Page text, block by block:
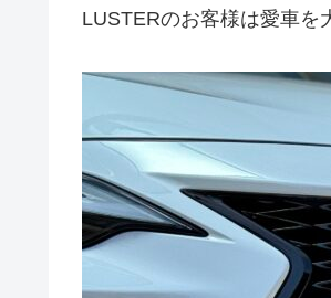
LUSTERのお客様は愛車を